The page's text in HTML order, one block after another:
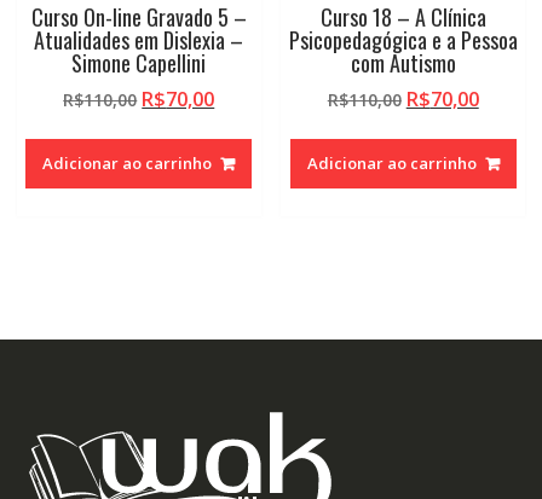
Curso On-line Gravado 5 –
Atualidades em Dislexia –
Simone Capellini
R$110,00 O
original
era:
R$70,00O
atual
é:
Adicionar ao carrinho
Curso 18 – A Clínica
Psicopedagógica e a Pessoa
com Autismo
R$110,00 O
original
era:
R$70,00O
atual
é:
Adicionar ao carrinho